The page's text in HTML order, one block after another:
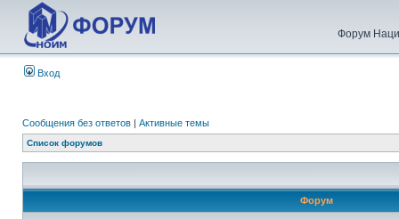
Форум
Вход
Сообщения без ответов | Активные темы
Список форумов
Форум